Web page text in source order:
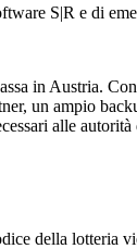
S|R e di
in Austria.
un ampio
alle
della lotteria